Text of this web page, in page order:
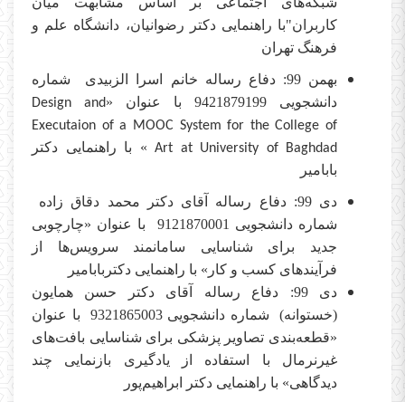
کاربران"با راهنمایی دکتر رضوانیان، دانشگاه علم و
فرهنگ تهران
بهمن 99: دفاع رساله خانم اسرا الزبیدی شماره
دانشجویی 9421879199 با عنوان «
Design and
Executaion of a MOOC System for the College of
Art at University of Baghdad » با راهنمایی دکتر
بابامیر
دی 99: دفاع رساله آقای دکتر محمد دقاق زاده
شماره دانشجویی 9121870001 با عنوان «چارچوبی
جدید برای شناسایی سامانمند سرویس‌ها از
فرآیندهای کسب و کار» با راهنمایی دکتربابامیر
دی 99: دفاع رساله آقای دکتر حسن همایون
(خستوانه) شماره دانشجویی 9321865003 با عنوان
«قطعه‌بندی تصاویر پزشکی برای شناسایی بافت‌های
غیرنرمال با استفاده از یادگیری بازنمایی چند
دیدگاهی» با راهنمایی دکتر ابراهیم‌پور